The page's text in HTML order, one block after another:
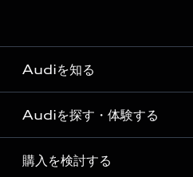
Audiを知る
Audi ブランド
Story of Progress
Audiを探す・体験する
ディーラー検索
購入を検討する